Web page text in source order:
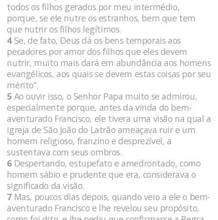
todos os filhos gerados por meu intermédio,
porque, se ele nutre os estranhos, bem que tem
que nutrir os filhos legítimos.
4Se, de fato, Deus dá os bens temporais aos
pecadores por amor dos filhos que eles devem
nutrir, muito mais dará em abundância aos homens
evangélicos, aos quais se devem estas coisas por seu
mérito”.
5 Ao ouvir isso, o Senhor Papa muito se admirou,
especialmente porque, antes da vinda do bem-
aventurado Francisco, ele tivera uma visão na qual a
igreja de São João do Latrão ameaçava ruir e um
homem religioso, franzino e desprezível, a
sustentava com seus ombros.
6 Despertando, estupefato e amedrontado, como
homem sábio e prudente que era, considerava o
significado da visão.
7 Mas, poucos dias depois, quando veio a ele o bem-
aventurado Francisco e lhe revelou seu propósito,